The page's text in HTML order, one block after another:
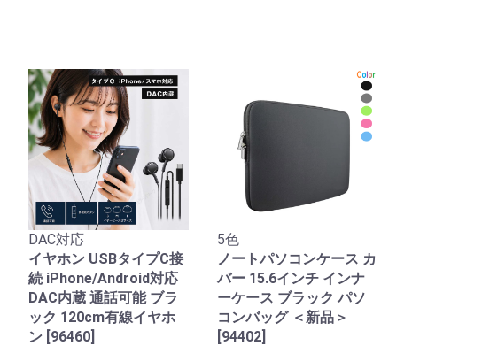
DAC対応
イヤホン USBタイプC接
続 iPhone/Android対応
DAC内蔵 通話可能 ブラ
ック 120cm有線イヤホ
ン [96460]
5色
ノートパソコンケース カ
バー 15.6インチ インナ
ーケース ブラック パソ
コンバッグ ＜新品＞
[94402]